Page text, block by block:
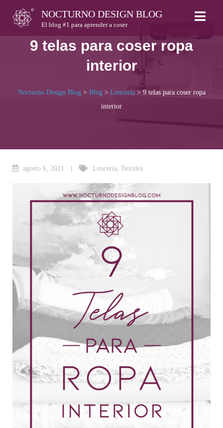
content
NOCTURNO DESIGN BLOG
El blog #1 para aprender a coser
9 telas para coser ropa
interior
Nocturno Design Blog> Blog> Lencería> 9 telas para coser ropa
interior
agosto 6, 2021 Lencería, Textiles